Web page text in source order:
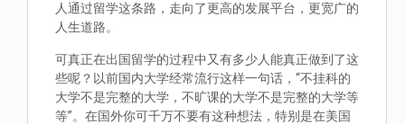
人通过留学这条路，走向了更高的发展平台，更宽广的
人生道路。
可真正在出国留学的过程中又有多少人能真正做到了这
些呢？以前国内大学经常流行这样一句话，“不挂科的
大学不是完整的大学，不旷课的大学不是完整的大学等
等”。在国外你可千万不要有这种想法，特别是在美国